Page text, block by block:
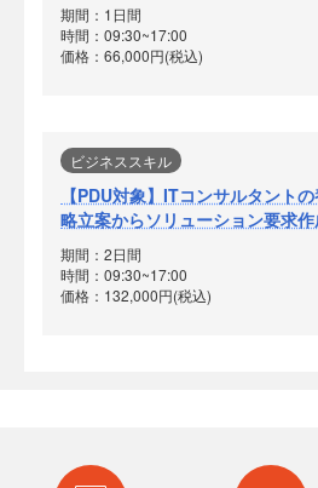
期間：1日間
時間：09:30~17:00
価格：66,000円(税込)
ビジネススキル
【PDU対象】ITコンサルタント
略立案からソリューション要求作
期間：2日間
時間：09:30~17:00
価格：132,000円(税込)